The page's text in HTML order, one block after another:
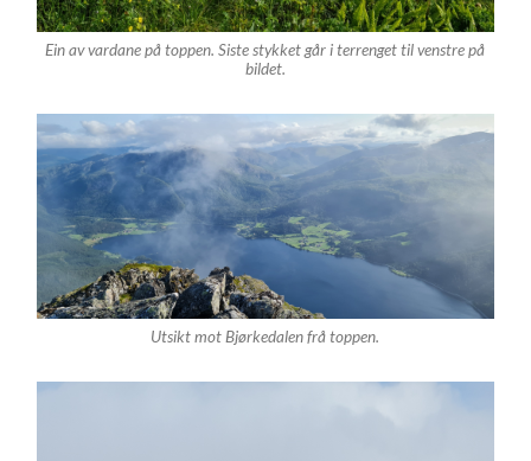
Ein av vardane på toppen. Siste stykket går i terrenget til venstre på
bildet.
Utsikt mot Bjørkedalen frå toppen.